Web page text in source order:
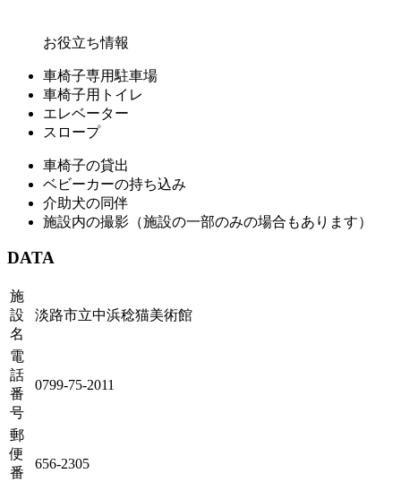
お役立ち情報
車椅子専用駐車場
車椅子用トイレ
エレベーター
スロープ
車椅子の貸出
ベビーカーの持ち込み
介助犬の同伴
施設内の撮影（施設の一部のみの場合もあります）
DATA
施
設
名
淡路市立中浜稔猫美術館
電
話
番
号
0799-75-2011
郵
便
番
656-2305